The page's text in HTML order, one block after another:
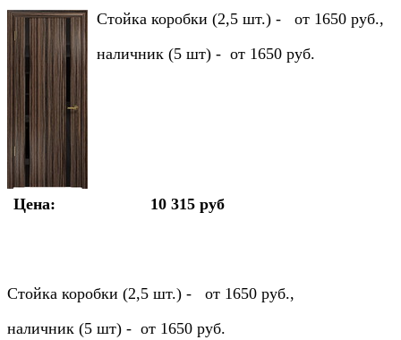
Стойка коробки (2,5 шт.) - от 1650 руб.,
наличник (5 шт) - от 1650 руб.
Цена: 10 315 руб
Стойка коробки (2,5 шт.) - от 1650 руб.,
наличник (5 шт) - от 1650 руб.